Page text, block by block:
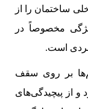
ساختمان را از
مخصوصاً در
است.
بر روی سقف
و از پیچیدگی‌های